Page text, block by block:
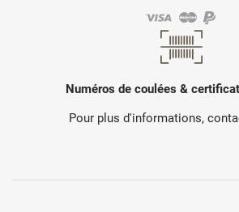
Numéros de coulées &
Pour plus d'informations,